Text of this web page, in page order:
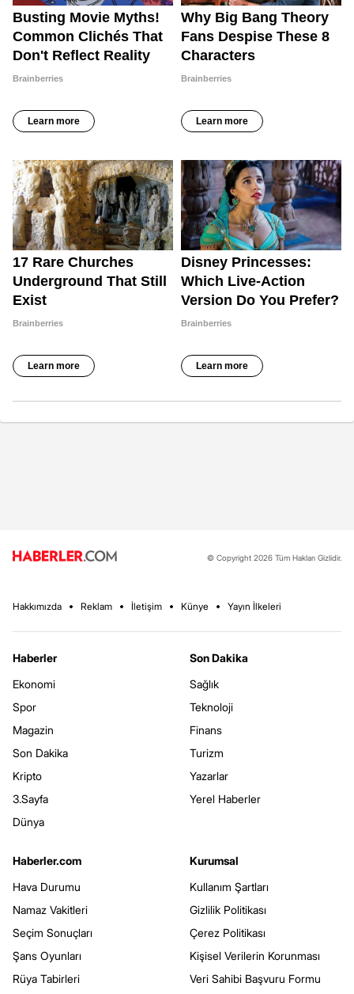
© Copyright 2026 Tüm Hakları Gizlidir.
Hakkımızda Reklam İletişim Künye Yayın İlkeleri
Haberler
Ekonomi
Spor
Magazin
Son Dakika
Kripto
3.Sayfa
Dünya
Son Dakika
Sağlık
Teknoloji
Finans
Turizm
Yazarlar
Yerel Haberler
Haberler.com
Hava Durumu
Namaz Vakitleri
Seçim Sonuçları
Şans Oyunları
Rüya Tabirleri
Kurumsal
Kullanım Şartları
Gizlilik Politikası
Çerez Politikası
Kişisel Verilerin Korunması
Veri Sahibi Başvuru Formu